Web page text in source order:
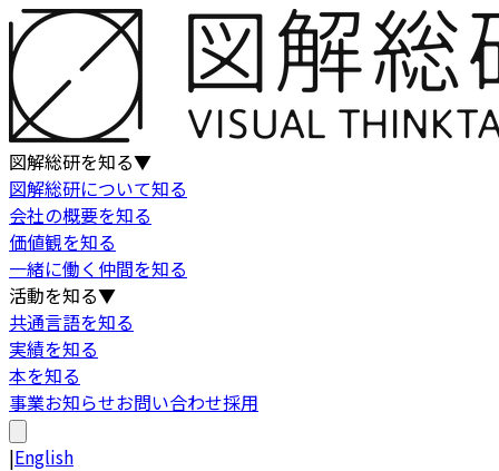
図解総研を知る▼
図解総研について知る
会社の概要を知る
価値観を知る
一緒に働く仲間を知る
活動を知る▼
共通言語を知る
実績を知る
本を知る
事業お知らせお問い合わせ採用
|English